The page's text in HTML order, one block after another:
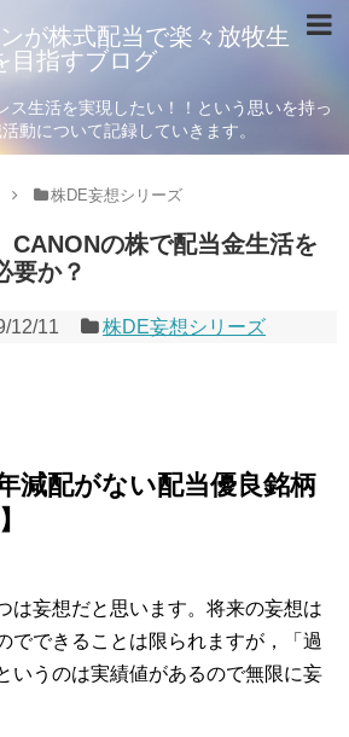
が株式配当で楽々放牧生
目指すブログ
ス生活を実現したい！！という思いを持っ
動について記録していきます。
株DE妄想シリーズ
CANONの株で配当金生活を
要か？
12/11 株DE妄想シリーズ
減配がない配当優良銘柄
は妄想だと思います。将来の妄想は
でできることは限られますが，「過
いうのは実績値があるので無限に妄